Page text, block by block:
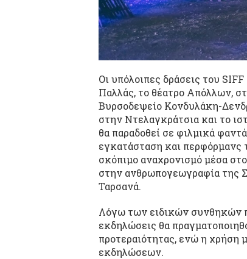
Οι υπόλοιπες δράσεις του
Παλλάς, το θέατρο Απόλλων,
Βυρσοδεψείο Κονδυλάκη-
στην Ντελαγκράτσια και το
θα παραδοθεί σε φιλμικά
εγκατάσταση και περφόρμανς
σκόπιμο αναχρονισμό μέσα
στην ανθρωπογεωγραφία της
Ταρσανά.
Λόγω των ειδικών συνθηκών
εκδηλώσεις θα
προτεραιότητας, ενώ η χρήση
εκδηλώσεων.